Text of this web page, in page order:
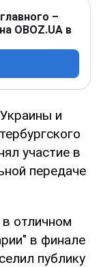
–
OBOZ.UA в
и
участие в
передаче
отличном
в финале
публику